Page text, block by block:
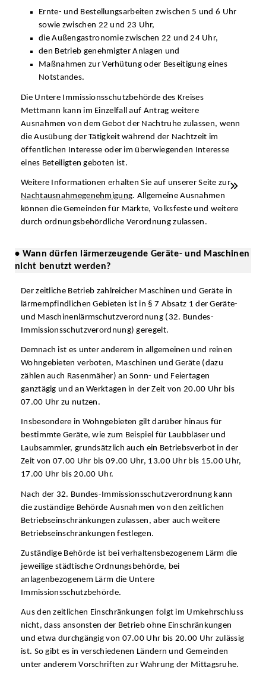
Ernte- und Bestellungsarbeiten zwischen 5 und 6 Uhr
sowie zwischen 22 und 23 Uhr,
die Außengastronomie zwischen 22 und 24 Uhr,
den Betrieb genehmigter Anlagen und
Maßnahmen zur Verhütung oder Beseitigung eines
Notstandes.
Die Untere Immissionsschutzbehörde des Kreises
Mettmann kann im Einzelfall auf Antrag weitere
Ausnahmen von dem Gebot der Nachtruhe zulassen, wenn
die Ausübung der Tätigkeit während der Nachtzeit im
öffentlichen Interesse oder im überwiegenden Interesse
eines Beteiligten geboten ist.
Weitere Informationen erhalten Sie auf unserer Seite zur
Nachtausnahmegenehmigung. Allgemeine Ausnahmen
können die Gemeinden für Märkte, Volksfeste und weitere
durch ordnungsbehördliche Verordnung zulassen.
• Wann dürfen lärmerzeugende Geräte- und Maschinen
nicht benutzt werden?
Der zeitliche Betrieb zahlreicher Maschinen und Geräte in
lärmempfindlichen Gebieten ist in § 7 Absatz 1 der Geräte-
und Maschinenlärmschutzverordnung (32. Bundes-
Immissionsschutzverordnung) geregelt.
Demnach ist es unter anderem in allgemeinen und reinen
Wohngebieten verboten, Maschinen und Geräte (dazu
zählen auch Rasenmäher) an Sonn- und Feiertagen
ganztägig und an Werktagen in der Zeit von 20.00 Uhr bis
07.00 Uhr zu nutzen.
Insbesondere in Wohngebieten gilt darüber hinaus für
bestimmte Geräte, wie zum Beispiel für Laubbläser und
Laubsammler, grundsätzlich auch ein Betriebsverbot in der
Zeit von 07.00 Uhr bis 09.00 Uhr, 13.00 Uhr bis 15.00 Uhr,
17.00 Uhr bis 20.00 Uhr.
Nach der 32. Bundes-Immissionsschutzverordnung kann
die zuständige Behörde Ausnahmen von den zeitlichen
Betriebseinschränkungen zulassen, aber auch weitere
Betriebseinschränkungen festlegen.
Zuständige Behörde ist bei verhaltensbezogenem Lärm die
jeweilige städtische Ordnungsbehörde, bei
anlagenbezogenem Lärm die Untere
Immissionsschutzbehörde.
Aus den zeitlichen Einschränkungen folgt im Umkehrschluss
nicht, dass ansonsten der Betrieb ohne Einschränkungen
und etwa durchgängig von 07.00 Uhr bis 20.00 Uhr zulässig
ist. So gibt es in verschiedenen Ländern und Gemeinden
unter anderem Vorschriften zur Wahrung der Mittagsruhe.